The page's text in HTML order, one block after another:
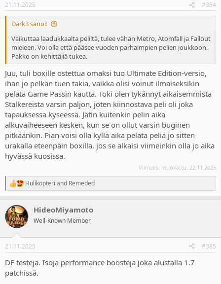
s
:
21.11.2025 #384
Dark3 sanoi:
Vaikuttaa laadukkaalta peliltä, tulee vähän Metro, Atomfall ja Fallout
mieleen. Voi olla että pääsee vuoden parhaimpien pelien joukkoon.
Pakko on kehittäjiä tukea.
Juu, tuli boxille ostettua omaksi tuo Ultimate Edition-versio,
ihan jo pelkän tuen takia, vaikka olisi voinut ilmaiseksikin
pelata Game Passin kautta. Toki olen tykännyt aikaisemmista
Stalkereista varsin paljon, joten kiinnostava peli oli joka
tapauksessa kyseessä. Jätin kuitenkin pelin aika
alkuvaiheeseen kesken, kun se on ollut varsin buginen
pitkäänkin. Pian voisi olla kyllä aika pelata peliä jo sitten
urakalla eteenpäin boxilla, jos se alkaisi viimeinkin olla jo aika
hyvässä kuosissa.
Viimeksi muokattu: 22.11.2025
R
e
c
t
i
s
Hulikopteri and Remeded
HideoMiyamoto
Well-Known Member
21.11.2025 #385
DF testejä. Isoja performance boosteja joka alustalla 1.7
patchissä.